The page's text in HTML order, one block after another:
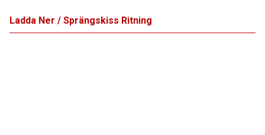
Ladda Ner / Sprängskiss Ritning